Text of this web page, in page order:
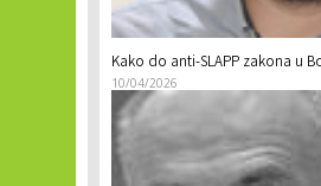
Kako do anti-SLAPP zakona u
10/04/2026